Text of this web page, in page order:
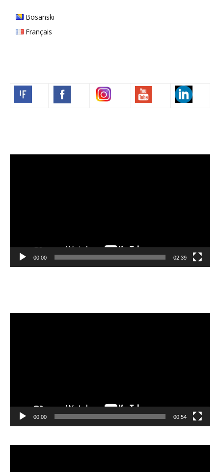
Bosanski
Français
00:00 02:39
00:00 00:54